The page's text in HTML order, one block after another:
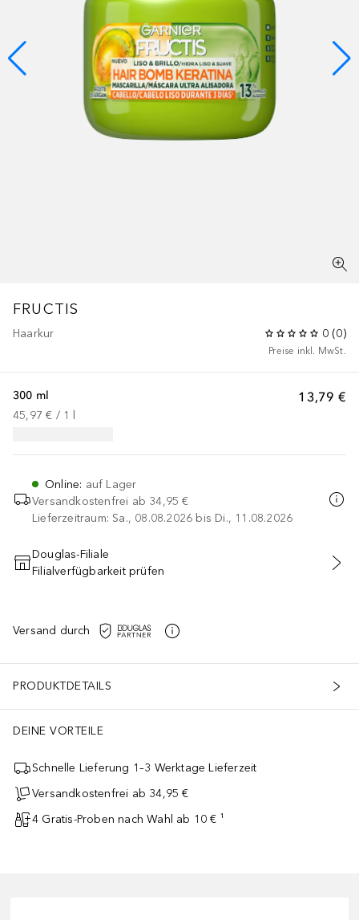
FRUCTIS
Haarkur 0 (0)
Preise inkl. MwSt.
13,79 €
300 ml
45,97 € / 1
Online: auf Lager
Versandkostenfrei ab 34,95 €
Lieferzeitraum: Sa., 08.08.2026 bis Di., 11.08.2026
IN DEN WARENKORB
Douglas-Filiale
Filialverfügbarkeit prüfen
Versand durch
PRODUKTDETAILS
DEINE VORTEILE
Schnelle Lieferung 1–3 Werktage Lieferzeit
Versandkostenfrei ab 34,95 €
4 Gratis-Proben nach Wahl ab 10 € ¹